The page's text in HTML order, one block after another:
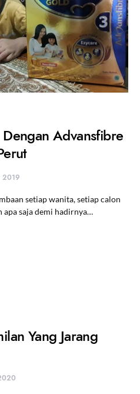
Advansfibre
2019
setiap wanita, setiap calon
apa saja demi hadirnya…
Yang Jarang